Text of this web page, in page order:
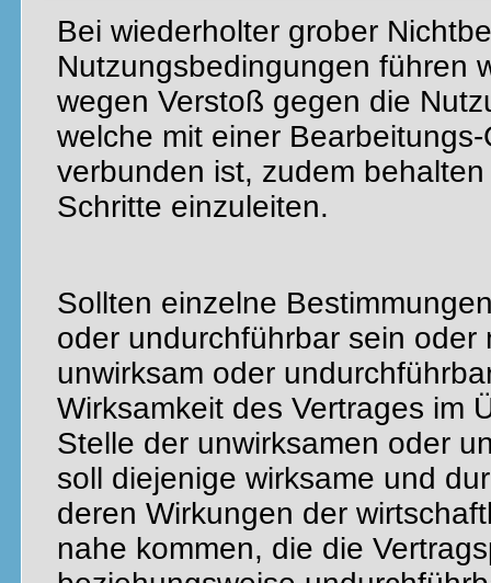
Bei wiederholter grober
Nutzungsbedingungen führen
wegen Verstoß gegen die
welche mit einer
verbunden ist, zudem
Schritte einzuleiten.
Sollten einzelne
oder undurchführbar sein oder
unwirksam oder
Wirksamkeit des Vertrages im
Stelle der unwirksamen oder
soll diejenige wirksame und
deren Wirkungen der
nahe kommen, die die